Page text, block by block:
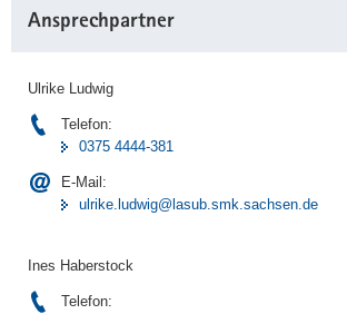
Ansprechpartner
Ulrike Ludwig
Telefon:
0375 4444-381
E-Mail:
ulrike.ludwig@lasub.smk.sachsen.de
Ines Haberstock
Telefon: